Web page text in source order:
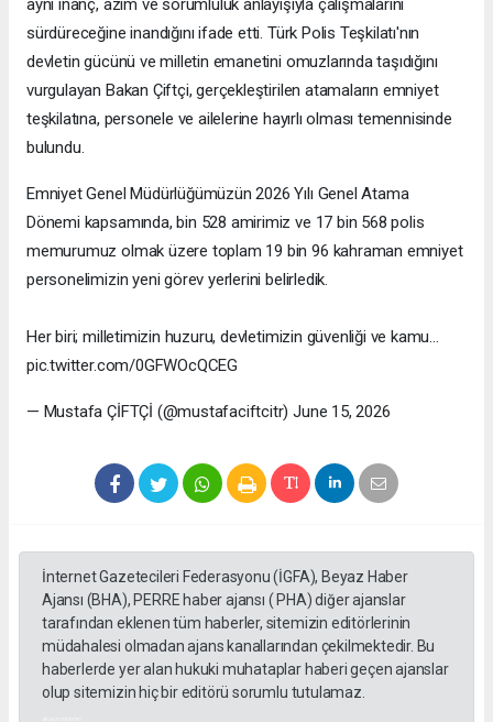
aynı inanç, azim ve sorumluluk anlayışıyla çalışmalarını
sürdüreceğine inandığını ifade etti. Türk Polis Teşkilatı'nın
devletin gücünü ve milletin emanetini omuzlarında taşıdığını
vurgulayan Bakan Çiftçi, gerçekleştirilen atamaların emniyet
teşkilatına, personele ve ailelerine hayırlı olması temennisinde
bulundu.
Emniyet Genel Müdürlüğümüzün 2026 Yılı Genel Atama
Dönemi kapsamında, bin 528 amirimiz ve 17 bin 568 polis
memurumuz olmak üzere toplam 19 bin 96 kahraman emniyet
personelimizin yeni görev yerlerini belirledik.
Her biri; milletimizin huzuru, devletimizin güvenliği ve kamu…
pic.twitter.com/0GFWOcQCEG
— Mustafa ÇİFTÇİ (@mustafaciftcitr) June 15, 2026
İnternet Gazetecileri Federasyonu (İGFA), Beyaz Haber
Ajansı (BHA), PERRE haber ajansı ( PHA) diğer ajanslar
tarafından eklenen tüm haberler, sitemizin editörlerinin
müdahalesi olmadan ajans kanallarından çekilmektedir. Bu
haberlerde yer alan hukuki muhataplar haberi geçen ajanslar
olup sitemizin hiç bir editörü sorumlu tutulamaz.